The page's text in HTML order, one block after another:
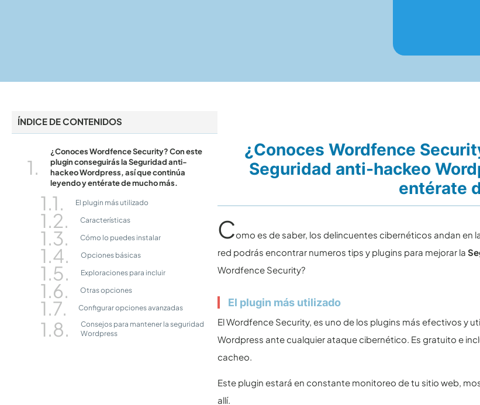
ÍNDICE DE CONTENIDOS
¿Conoces Wordfence Security? Con este
plugin conseguirás la Seguridad anti-
hackeo Wordpress, así que continúa
leyendo y entérate de mucho más.
El plugin más utilizado
Características
Cómo lo puedes instalar
Opciones básicas
Exploraciones para incluir
Otras opciones
Configurar opciones avanzadas
Consejos para mantener la seguridad
Wordpress
¿Conoces Wordfence
Seguridad anti-hackeo
entérate
Como es de saber, los delincuentes cibernéticos andan en
red podrás encontrar numeros tips y plugins para mejorar la
Wordfence Security?
El plugin más utilizado
El Wordfence Security, es uno de los plugins más efectivos y
Wordpress ante cualquier ataque cibernético. Es gratuito e
cacheo.
Este plugin estará en constante monitoreo de tu sitio web,
allí.